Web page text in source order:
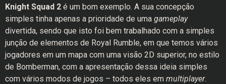
Knight Squad 2 é um bom exemplo. A sua concepção
simples tinha apenas a prioridade de uma gameplay
divertida, sendo que isto foi bem trabalhado com a simples
junção de elementos de Royal Rumble, em que temos vários
jogadores em um mapa com uma visão 2D superior, no estilo
de Bomberman, com a apresentação dessa ideia simples
com vários modos de jogos – todos eles em multiplayer.